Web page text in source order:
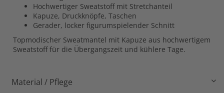
Hochwertiger Sweatstoff mit Stretchanteil
Kapuze, Druckknöpfe, Taschen
Gerader, locker figurumspielender Schnitt
Topmodischer Sweatmantel mit Kapuze aus hochwertigem
Sweatstoff für die Übergangszeit und kühlere Tage.
Material / Pflege